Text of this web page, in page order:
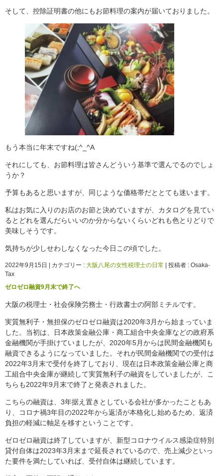
そして、控除証明書の他にもお節料理の案内が届いておりました。
もう本当に年末ですね(;^_^A
それにしても、お節料理は皆さんどういう基準で選んでるのでしょ
うか？
予算もあると思いますが、同じような価格帯だととても迷います。
私はお気に入りのお店のお節と決めていますが、カタログを見てい
るとどれを選んだらいいのか分からないくらいどれも色とりどりで
美味しそうです。
気持ちが少しせわしなくなった今日この頃でした。
2022年9月15日 カテゴリー : 大阪八尾の女性税理士の日常
投稿者 : Osaka-
Tax
ゼロゼロ融資9月末で終了へ
大阪の税理士・社会保険労務士・行政書士の阿部ミチルです。
実質無利子・無担保のゼロゼロ融資は2020年3月から始まっていま
した。当初は、日本政策金融公庫・商工組合中央金庫などの政府系
金融機関が手掛けていましたが、2020年5月からは民間金融機関も
融資できるようになっていました。それが民間金融機関での受付は
2022年3月末で受付を終了しており、現在は日本政策金融公庫と商
工組合中央金庫が継続して実質無利子の融資をしていましたが、こ
ちらも2022年9月末で終了と発表されました。
こちらの融資は、3年据え置きとしている会社が多かったこともあ
り、コロナ禍3年目の2022年から返済が本格化し始めるため、返済
負担の軽減に軸足を移すということです。
ゼロゼロ融資は終了していますが、新型コロナウイルス感染症特別
貸付自体は2023年3月末まで延長されているので、売上減少といっ
た要件を満たしていれば、受付自体は継続しています。